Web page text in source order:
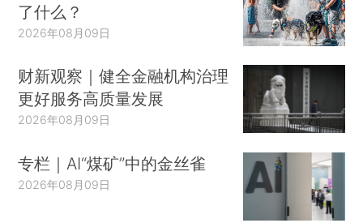
了什么？
2026年08月09日
财新观察｜健全金融机构治理
更好服务高质量发展
2026年08月09日
专栏｜AI“煤矿”中的金丝雀
2026年08月09日